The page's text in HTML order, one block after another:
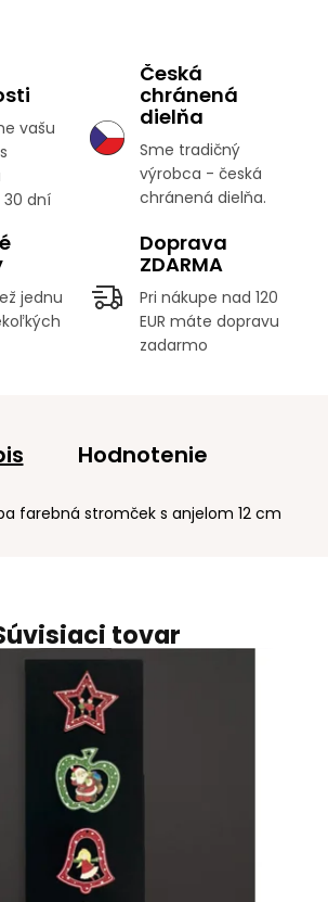
vašu
dní
Česká
chránená
dielňa
Sme tradičný
výrobca - česká
chránená dielňa.
jednu
Doprava
ZDARMA
Pri nákupe nad 120
EUR máte dopravu
zadarmo
tovar
Hodnotenie
farebná stromček s anjelom 12 cm